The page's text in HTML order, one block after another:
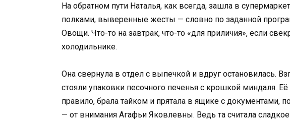
На обратном пути Наталья, как всегда, зашла в
полками, выверенные жесты — словно по заданной
Овощи. Что-то на завтрак, что-то «для приличия», если
холодильнике.
Она свернула в отдел с выпечкой и вдруг остановилась.
стояли упаковки песочного печенья с крошкой миндаля.
правило, брала тайком и прятала в ящике с документами,
— от внимания Агафьи Яковлевны. Ведь та считала